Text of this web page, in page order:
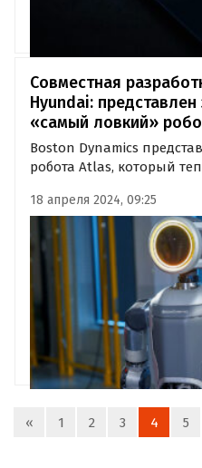
Совместная
Hyundai:
«самый ловкий»
Boston Dynamics
робота Atlas, который
впечатляющую
18 апреля 2024, 09:25
« 1 2 3 4 5